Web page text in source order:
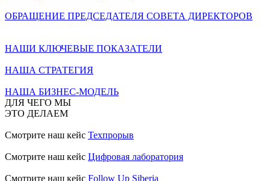
ОБРАЩЕНИЕ ПРЕДСЕДАТЕЛЯ СОВЕТА ДИРЕКТОРОВ
НАШИ КЛЮЧЕВЫЕ ПОКАЗАТЕЛИ
НАША СТРАТЕГИЯ
НАША БИЗНЕС-МОДЕЛЬ
ДЛЯ ЧЕГО МЫ
ЭТО ДЕЛАЕМ
Смотрите наш кейс Техпрорыв
Смотрите наш кейс Цифровая лаборатория
Смотрите наш кейс Follow Up Siberia